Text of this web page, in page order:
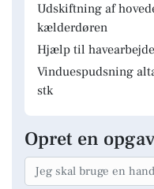
Udskiftning af
kælderdøren
Hjælp til
Vinduespudsning
stk
Opret en